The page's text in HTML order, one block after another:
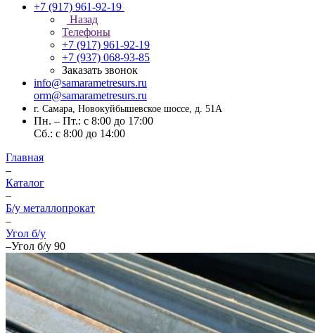
+7 (917) 961-92-19
Назад
Телефоны
+7 (917) 961-92-19
+7 (937) 068-93-85
Заказать звонок
info@samarametresurs.ru
orm@samarametresurs.ru
г. Самара, Новокуйбышевское шоссе, д. 51А
Пн. – Пт.: с 8:00 до 17:00
Cб.: с 8:00 до 14:00
Главная
–
Каталог
–
Б/у металлопрокат
–
Угол б/у
–Угол б/у 90